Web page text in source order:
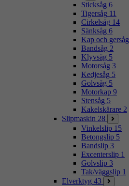
Sticksåg 6
Tigersåg 11
Cirkelsåg 14
Sänksåg 6
Kap och gersåg
Bandsåg 2
Klyvsåg 5
Motorsåg 3
Kedjesåg 5
Golvsåg 5
Motorkap 9
Stensåg 5
Kakelskärare 2
Slipmaskin 28
Vinkelslip 15
Betongslip 5
Bandslip 3
Excenterslip 1
Golvslip 3
Tak/väggslip 1
Elverktyg 43